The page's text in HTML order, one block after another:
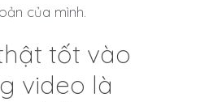
của mình.
tốt vào
video là